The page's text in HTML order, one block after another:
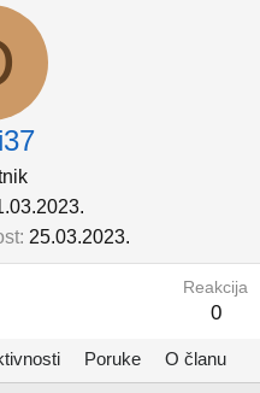
25.03.2023.
Reakcija
0
Poruke O članu